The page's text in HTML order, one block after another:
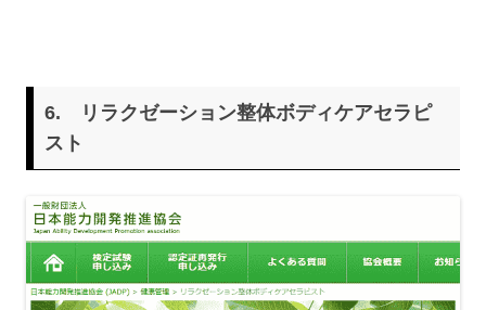
6.
リラクゼーション整体ボディケアセラピ
スト